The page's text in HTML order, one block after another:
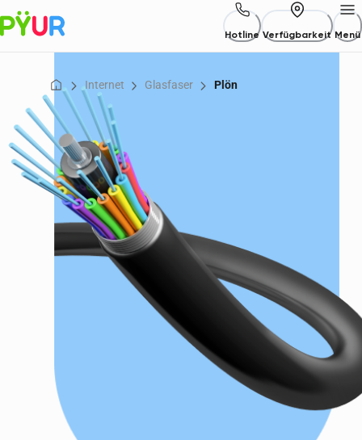
Hotline Verfügbarkeit Menü
Internet Glasfaser Plön